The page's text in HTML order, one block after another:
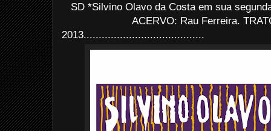
SD *Silvino Olavo da Costa em sua
ACERVO: Rau Ferreira.
2013........................................